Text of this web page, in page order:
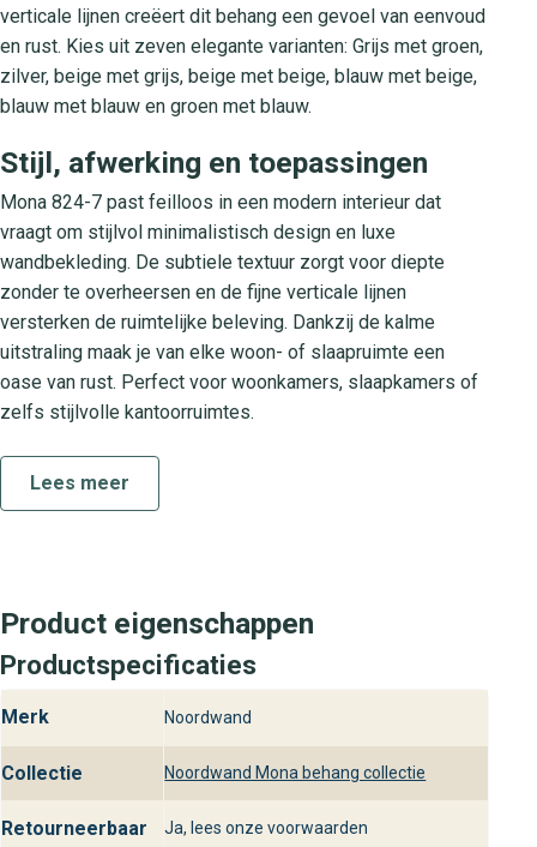
verticale lijnen creëert dit behang een gevoel van eenvoud
en rust. Kies uit zeven elegante varianten: Grijs met groen,
zilver, beige met grijs, beige met beige, blauw met beige,
blauw met blauw en groen met blauw.
Stijl, afwerking en toepassingen
Mona 824-7 past feilloos in een modern interieur dat
vraagt om stijlvol minimalistisch design en luxe
wandbekleding. De subtiele textuur zorgt voor diepte
zonder te overheersen en de fijne verticale lijnen
versterken de ruimtelijke beleving. Dankzij de kalme
uitstraling maak je van elke woon- of slaapruimte een
oase van rust. Perfect voor woonkamers, slaapkamers of
zelfs stijlvolle kantoorruimtes.
Collectie Mona
De Mona collectie staat voor tijdloos design en
een rustige allover look of juist een accentmuur, in de
Mona collectie vind je steeds een behang dat jouw
interieur tot leven brengt.
Noordwand Mona 824-7 is vervaardigd van duurzaam
Lees meer
Product eigenschappen
Productspecificaties
Merk Noordwand
Collectie Noordwand Mona behang collectie
Retourneerbaar Ja, lees onze voorwaarden